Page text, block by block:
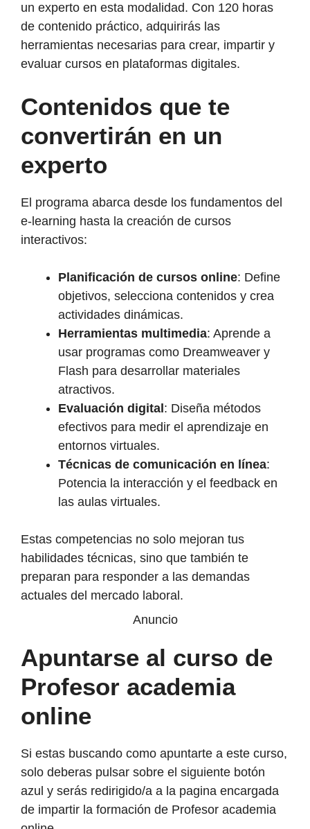
un experto en esta modalidad. Con 120 horas
de contenido práctico, adquirirás las
herramientas necesarias para crear, impartir y
evaluar cursos en plataformas digitales.
Contenidos que te
convertirán en un
experto
El programa abarca desde los fundamentos del
e-learning hasta la creación de cursos
interactivos:
Planificación de cursos online: Define
objetivos, selecciona contenidos y crea
actividades dinámicas.
Herramientas multimedia: Aprende a
usar programas como Dreamweaver y
Flash para desarrollar materiales
atractivos.
Evaluación digital : Diseña métodos
efectivos para medir el aprendizaje en
entornos virtuales.
Técnicas de comunicación en línea:
Potencia la interacción y el feedback en
las aulas virtuales.
Estas competencias no solo mejoran tus
habilidades técnicas, sino que también te
preparan para responder a las demandas
actuales del mercado laboral.
Anuncio
Apuntarse al curso de
Profesor academia
online
Si estas buscando como apuntarte a este curso,
solo deberas pulsar sobre el siguiente botón
azul y serás redirigido/a a la pagina encargada
de impartir la formación de Profesor academia